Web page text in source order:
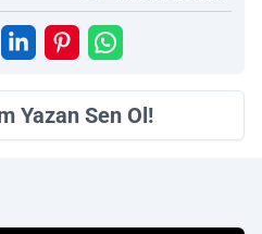
Yazan Sen Ol!